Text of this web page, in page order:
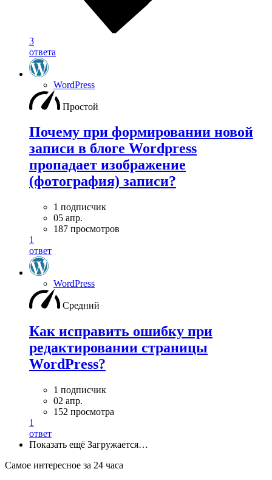
3
ответа
WordPress
Простой
Почему при формировании новой
записи в блоге Wordpress
пропадает изображение
(фотография) записи?
1 подписчик
05 апр.
187 просмотров
1
ответ
WordPress
Средний
Как исправить ошибку при
редактировании страницы
WordPress?
1 подписчик
02 апр.
152 просмотра
1
ответ
Показать ещё Загружается…
Самое интересное за 24 часа